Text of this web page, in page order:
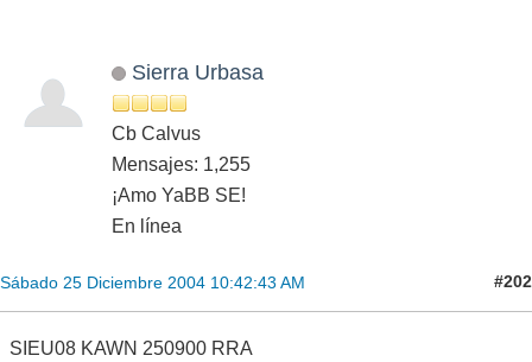
Sierra Urbasa
Cb Calvus
Mensajes: 1,255
¡Amo YaBB SE!
En línea
Sábado 25 Diciembre 2004 10:42:43 AM #202
SIEU08 KAWN 250900 RRA